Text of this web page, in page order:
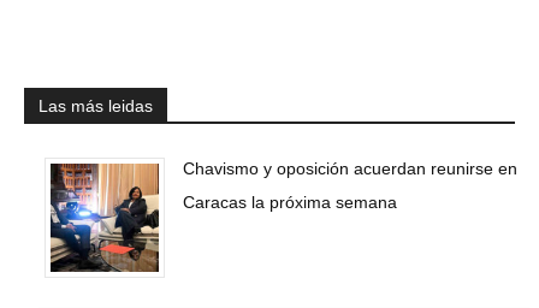
Las más leidas
Chavismo y oposición acuerdan reunirse en
Caracas la próxima semana